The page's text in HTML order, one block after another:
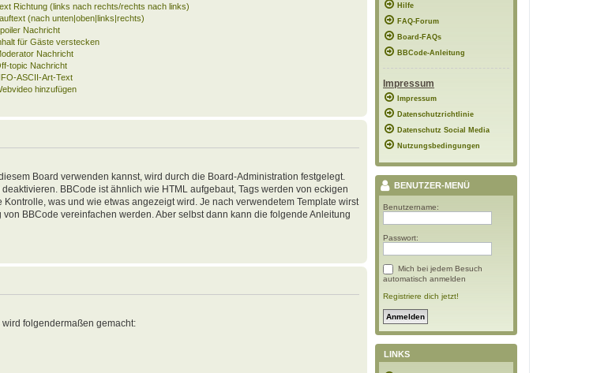
Richtung (links nach rechts/rechts nach links)
(nach unten|oben|links|rechts)
Nachricht
für Gäste verstecken
Nachricht
topic Nachricht
ASCII-Art-Text
hinzufügen
Board verwenden kannst, wird durch die Board-Administration festgelegt.
BBCode ist ähnlich wie HTML aufgebaut, Tags werden von eckigen
Kontrolle, was und wie etwas angezeigt wird. Je nach verwendetem Template wirst
BBCode vereinfachen werden. Aber selbst dann kann die folgende Anleitung
folgendermaßen gemacht:
Hilfe
FAQ-Forum
Board-FAQs
BBCode-Anleitung
Impressum
Impressum
Datenschutzrichtlinie
Datenschutz Social Media
Nutzungsbedingungen
BENUTZER-MENÜ
Benutzername:
Passwort:
Mich bei jedem Besuch
automatisch anmelden
Registriere dich jetzt!
LINKS